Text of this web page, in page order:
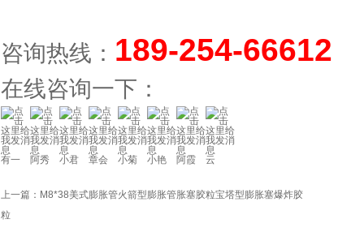
咨询热线： 189-254-66612
在线咨询一下：
有一 阿秀 小君 章会 小菊 小艳 阿霞 云
上一篇： M8*38美式膨胀管火箭型膨胀管胀塞胶粒宝塔型膨胀塞爆炸胶
粒